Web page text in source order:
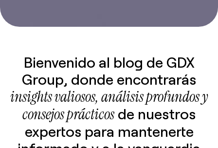
Bienvenido al blog de GDX
Group, donde encontrarás
insights valiosos, análisis profundos y
consejos prácticos de nuestros
expertos para mantenerte